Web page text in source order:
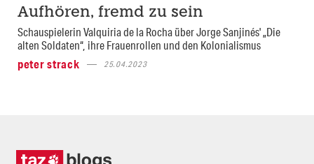
Aufhören, fremd zu sein
Schauspielerin Valquiria de la Rocha über Jorge Sanjinés' „Die
alten Soldaten“, ihre Frauenrollen und den Kolonialismus
peter strack
25.04.2023